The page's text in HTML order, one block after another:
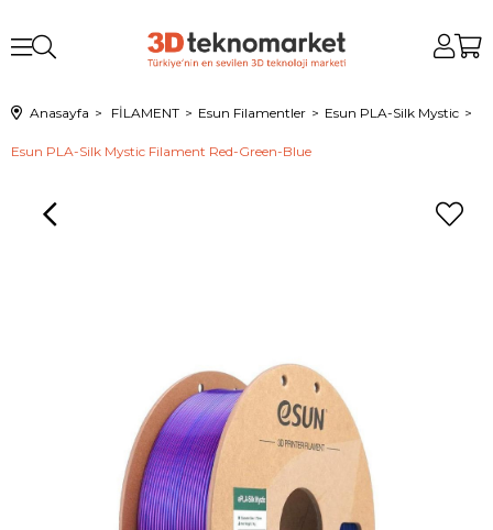
Anasayfa FİLAMENT Esun Filamentler Esun PLA-Silk Mystic
Esun PLA-Silk Mystic Filament Red-Green-Blue